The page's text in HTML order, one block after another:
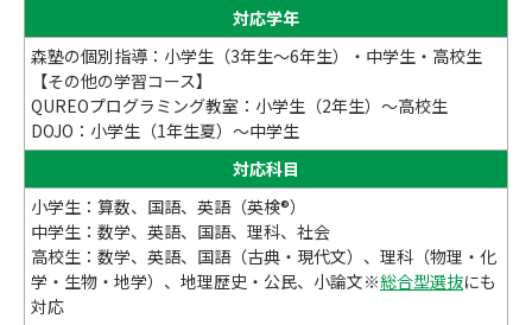
対応学年
森塾の個別指導：小学生（3年生～6年生）・中学生・高校生
【その他の学習コース】
QUREOプログラミング教室：小学生（2年生）～高校生
DOJO：小学生（1年生夏）～中学生
対応科目
小学生：算数、国語、英語（英検®）
中学生：数学、英語、国語、理科、社会
高校生：数学、英語、国語（古典・現代文）、理科（物理・化
学・生物・地学）、地理歴史・公民、小論文※総合型選抜にも
対応